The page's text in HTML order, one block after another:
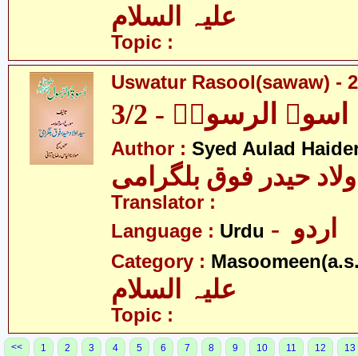
Topic :
Uswatur Rasool(sawaw) -
اسوۃ الرسولؐ - 3/2
Author : Syed Aulad
حیدر فوق بلگرامی
Translator :
Language : Urdu
Category :
Topic :
<< 1 2 3 4 5 6 7 8 9 10 11 12
13